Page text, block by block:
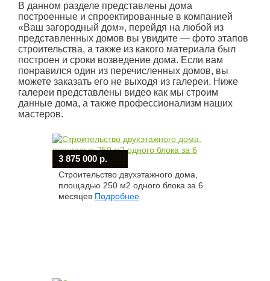
В данном разделе представлены дома
построенные и спроектированные в компанией
«Ваш загородный дом», перейдя на любой из
представленных домов вы увидите — фото этапов
строительства, а также из какого материала был
построен и сроки возведение дома. Если вам
понравился один из перечисленных домов, вы
можете заказать его не выходя из галереи. Ниже
галереи представлены видео как мы строим
данные дома, а также профессионализм наших
мастеров.
3 875 000 р.
Строительство двухэтажного дома,
площадью 250 м2 одного блока за 6
месяцев Подробнее